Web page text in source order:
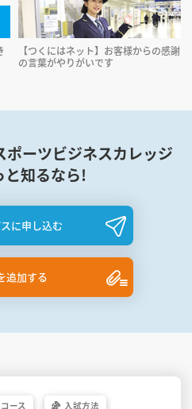
【つくにはネット】お客様からの感謝
の言葉がやりがいです
ーツビジネスカレッジ
と知るなら!
に申し込む
追加する
コース 入試方法